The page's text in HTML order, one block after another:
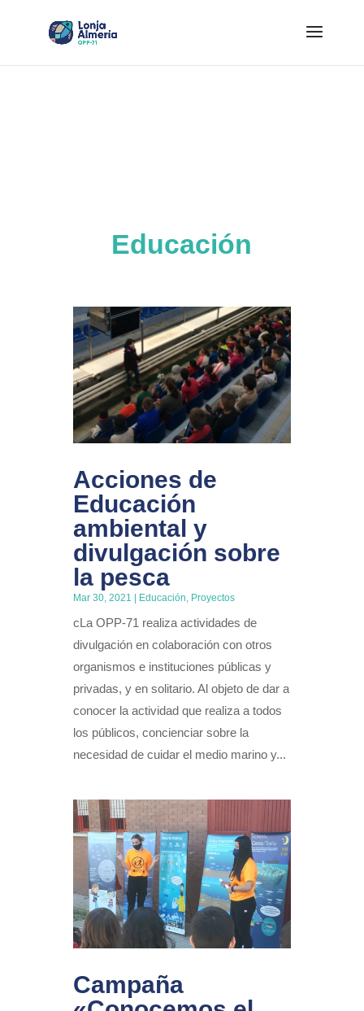
Educación
Acciones de
Educación
ambiental y
divulgación sobre
la pesca
Mar 30, 2021 Educación, Proyectos
cLa OPP-71 realiza actividades de
divulgación en colaboración con otros
organismos e instituciones públicas y
privadas, y en solitario. Al objeto de dar a
conocer la actividad que realiza a todos
los públicos, concienciar sobre la
necesidad de cuidar el medio marino y...
Campaña